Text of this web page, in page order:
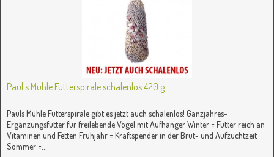
Paul's Mühle Futterspirale schalenlos 420 g
Pauls Mühle Futterspirale gibt es jetzt auch schalenlos! Ganzjahres-
Ergänzungsfutter für freilebende Vögel mit Aufhänger Winter = Futter reich an
Vitaminen und Fetten Frühjahr = Kraftspender in der Brut- und Aufzuchtzeit
Sommer =...